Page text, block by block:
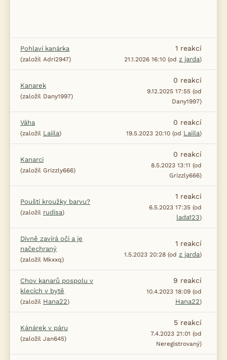
Pohlaví kanárka
(založil Adri2947)
1 reakcí
21.1.2026 16:10 (od z jarda)
Kanarek
(založil Dany1997)
0 reakcí
9.12.2025 17:55 (od
Dany1997)
Váha
(založil Laiila)
0 reakcí
19.5.2023 20:10 (od Laiila)
Kanarci
(založil Grizzly666)
0 reakcí
8.5.2023 13:11 (od
Grizzly666)
Pouští kroužky barvu?
(založil rudisa)
1 reakcí
6.5.2023 17:35 (od
lada123)
Divně zavírá oči a je
načechraný
(založil Mkxxq)
1 reakcí
1.5.2023 20:28 (od z jarda)
Chov kanarů pospolu v
klecích v bytě
(založil Hana22)
9 reakcí
10.4.2023 18:09 (od
Hana22)
Kánárek v páru
(založil Jan645)
5 reakcí
7.4.2023 21:01 (od
Neregistrovaný)